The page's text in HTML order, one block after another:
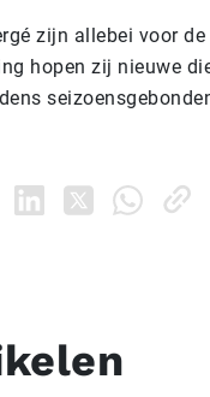
zijn allebei voor
hopen zij nieuwe